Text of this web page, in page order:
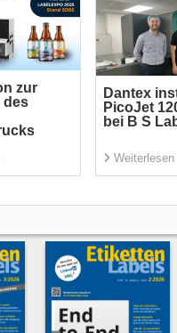
zur
des
Dantex
PicoJet
bei B S
Weiterlesen